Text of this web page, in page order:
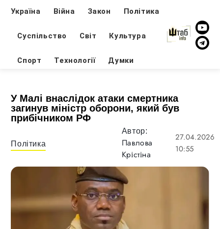
Україна Війна Закон Політика
Суспільство Світ Культура
Спорт Технології Думки
У Малі внаслідок атаки смертника
загинув міністр оборони, який був
прибічником РФ
Політика
Автор:
Павлова
Крістіна
27.04.2026
10:55